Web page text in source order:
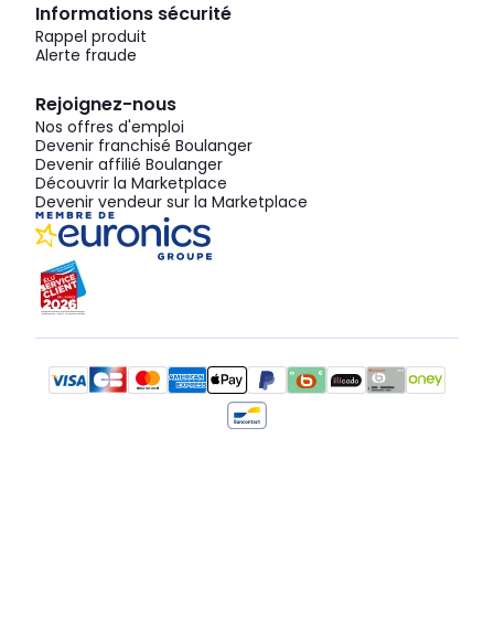
Informations sécurité
Rappel produit
Alerte fraude
Rejoignez-nous
Nos offres d'emploi
Devenir franchisé Boulanger
Devenir affilié Boulanger
Découvrir la Marketplace
Devenir vendeur sur la Marketplace